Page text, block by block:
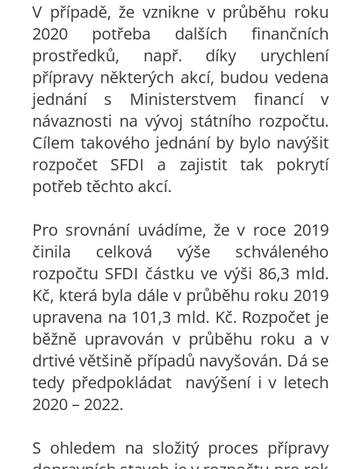
V případě, že vznikne v průběhu roku
2020 potřeba dalších finančních
prostředků, např. díky urychlení
přípravy některých akcí, budou vedena
jednání s Ministerstvem financí v
návaznosti na vývoj státního rozpočtu.
Cílem takového jednání by bylo navýšit
rozpočet SFDI a zajistit tak pokrytí
potřeb těchto akcí.
Pro srovnání uvádíme, že v roce 2019
činila celková výše schváleného
rozpočtu SFDI částku ve výši 86,3 mld.
Kč, která byla dále v průběhu roku 2019
upravena na 101,3 mld. Kč. Rozpočet je
běžně upravován v průběhu roku a v
drtivé většině případů navyšován. Dá se
tedy předpokládat navýšení i v letech
2020 – 2022.
S ohledem na složitý proces přípravy